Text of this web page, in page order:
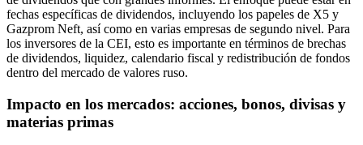
fechas específicas de dividendos, incluyendo los papeles de X5 y
Gazprom Neft, así como en varias empresas de segundo nivel. Para
los inversores de la CEI, esto es importante en términos de brechas
de dividendos, liquidez, calendario fiscal y redistribución de fondos
dentro del mercado de valores ruso.
Impacto en los mercados: acciones, bonos, divisas y
materias primas